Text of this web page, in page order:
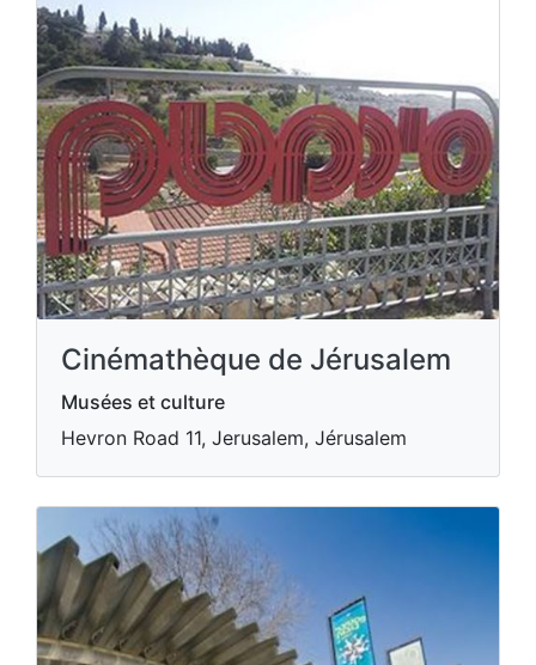
Cinémathèque de Jérusalem
Musées et culture
Hevron Road 11, Jerusalem, Jérusalem